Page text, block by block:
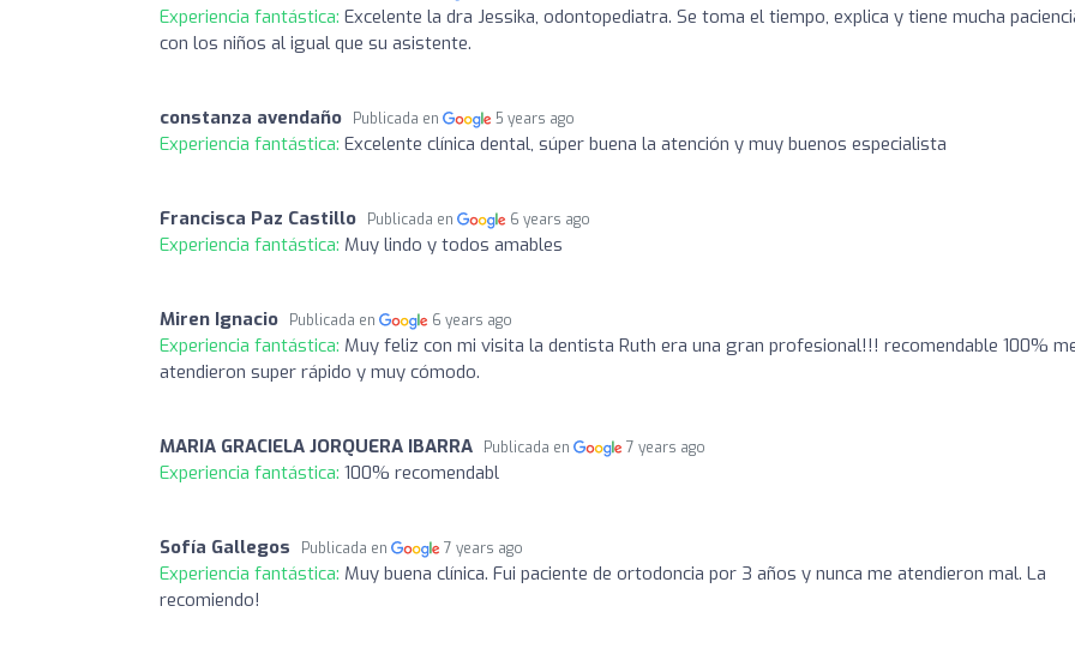
Experiencia fantástica: Excelente la dra Jessika, odontopediatra. Se toma el tiempo, explica y tiene mucha
con los niños al igual que su asistente.
constanza avendaño Publicada en 5 years ago
Experiencia fantástica: Excelente clínica dental, súper buena la atención y muy buenos especialista
Francisca Paz Castillo Publicada en 6 years ago
Experiencia fantástica: Muy lindo y todos amables
Miren Ignacio Publicada en 6 years ago
Experiencia fantástica: Muy feliz con mi visita la dentista Ruth era una gran profesional!!! recomendable 100%
atendieron super rápido y muy cómodo.
MARIA GRACIELA JORQUERA IBARRA Publicada en 7 years ago
Experiencia fantástica: 100% recomendabl
Sofía Gallegos Publicada en 7 years ago
Experiencia fantástica: Muy buena clínica. Fui paciente de ortodoncia por 3 años y nunca me atendieron mal. La
recomiendo!